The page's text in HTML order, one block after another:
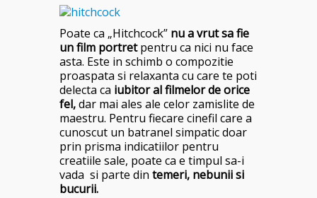
Poate ca „Hitchcock” nu a vrut sa fie
un film portretpentru ca nici nu face
asta. Este in schimb o compozitie
proaspata si relaxanta cu care te poti
delecta ca iubitor al filmelor de orice
fel,dar mai ales ale celor zamislite de
maestru. Pentru fiecare cinefil care a
cunoscut un batranel simpatic doar
prin prisma indicatiilor pentru
creatiile sale, poate ca e timpul sa-i
vada si parte din temeri, nebunii si
bucurii.